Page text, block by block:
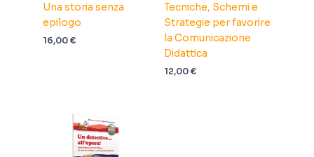
Una storia senza
epilogo
16,00€
Tecniche, Schemi e
Strategie per favorire
la Comunicazione
Didattica
12,00€